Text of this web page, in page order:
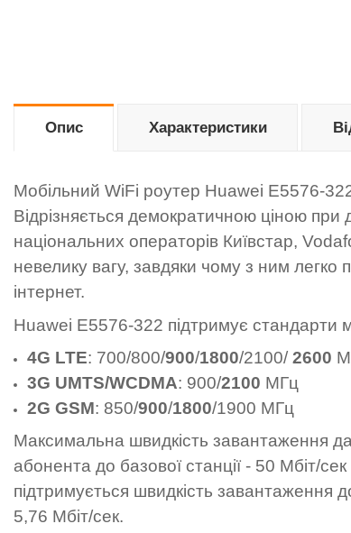
Опис
Мобільний WiFi роутер Huawei E5576-
Відрізняється демократичною ціною
національних операторів Київстар,
невелику вагу, завдяки чому з ним легко
інтернет.
Huawei E5576-322 підтримує стандарти
4G LTE: 700/800/900/1800/2100/2600
3G UMTS/WCDMA: 900/2100 МГц
2G GSM: 850/900/1800/1900 МГц
Максимальна швидкість завантаження
абонента до базової станції - 50 Мбіт/
підтримується швидкість завантаження
5,76 Мбіт/сек.
Характеристики